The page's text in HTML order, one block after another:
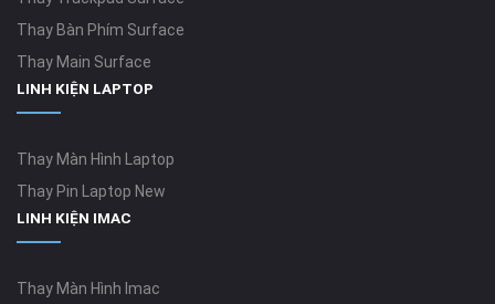
Thay Bàn Phím Surface
Thay Main Surface
LINH KIỆN LAPTOP
Thay Màn Hình Laptop
Thay Pin Laptop New
LINH KIỆN IMAC
Thay Màn Hình Imac